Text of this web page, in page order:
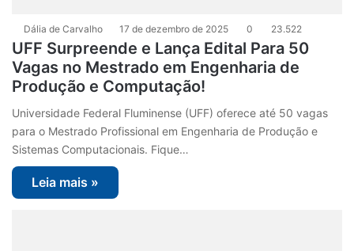
Dália de Carvalho 17 de dezembro de 2025 0 23.522
UFF Surpreende e Lança Edital Para 50
Vagas no Mestrado em Engenharia de
Produção e Computação!
Universidade Federal Fluminense (UFF) oferece até 50 vagas
para o Mestrado Profissional em Engenharia de Produção e
Sistemas Computacionais. Fique…
Leia mais »